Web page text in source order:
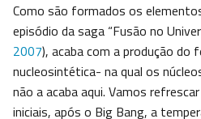
Como são formados os
episódio da saga “Fusão no
2007), acaba com a produção do
nucleosintética- na qual os
não a acaba aqui. Vamos
iniciais, após o Big Bang, a